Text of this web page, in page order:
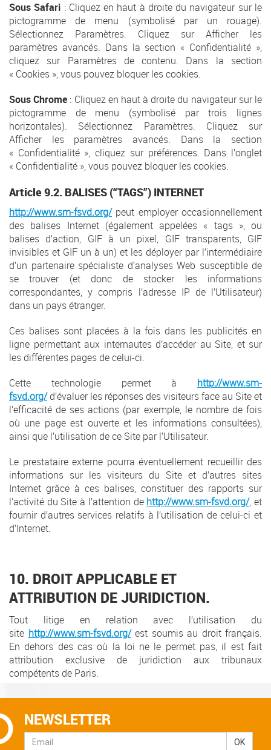
Sous Safari : Cliquez en haut à droite du navigateur sur le
pictogramme de menu (symbolisé par un rouage).
Sélectionnez Paramètres. Cliquez sur Afficher les
paramètres avancés. Dans la section « Confidentialité »,
cliquez sur Paramètres de contenu. Dans la section
« Cookies », vous pouvez bloquer les cookies.
Sous Chrome : Cliquez en haut à droite du navigateur sur le
pictogramme de menu (symbolisé par trois lignes
horizontales). Sélectionnez Paramètres. Cliquez sur
Afficher les paramètres avancés. Dans la section
« Confidentialité », cliquez sur préférences. Dans l’onglet
« Confidentialité », vous pouvez bloquer les cookies.
Article 9.2. BALISES (“TAGS”) INTERNET
http://www.sm-fsvd.org/peut employer occasionnellement
des balises Internet (également appelées « tags », ou
balises d’action, GIF à un pixel, GIF transparents, GIF
invisibles et GIF un à un) et les déployer par l’intermédiaire
d’un partenaire spécialiste d’analyses Web susceptible de
se trouver (et donc de stocker les informations
correspondantes, y compris l’adresse IP de l’Utilisateur)
dans un pays étranger.
Ces balises sont placées à la fois dans les publicités en
ligne permettant aux internautes d’accéder au Site, et sur
les différentes pages de celui-ci.
Cette technologie permet à http://www.sm-
fsvd.org/d’évaluer les réponses des visiteurs face au Site et
l’efficacité de ses actions (par exemple, le nombre de fois
où une page est ouverte et les informations consultées),
ainsi que l’utilisation de ce Site par l’Utilisateur.
Le prestataire externe pourra éventuellement recueillir des
informations sur les visiteurs du Site et d’autres sites
Internet grâce à ces balises, constituer des rapports sur
l’activité du Site à l’attention de http://www.sm-fsvd.org/, et
fournir d’autres services relatifs à l’utilisation de celui-ci et
d’Internet.
10. DROIT APPLICABLE ET
ATTRIBUTION DE JURIDICTION.
Tout litige en relation avec l’utilisation du
site http://www.sm-fsvd.org/est soumis au droit français.
En dehors des cas où la loi ne le permet pas, il est fait
attribution exclusive de juridiction aux tribunaux
compétents de Paris.
NEWSLETTER
OK